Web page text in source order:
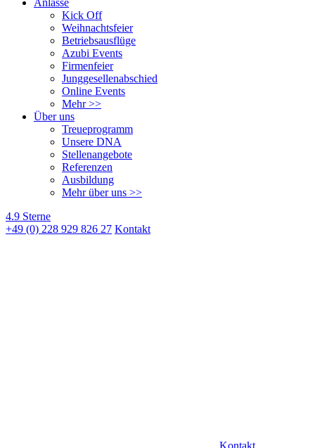
Anlässe
Kick Off
Weihnachtsfeier
Betriebsausflüge
Azubi Events
Firmenfeier
Junggesellenabschied
Online Events
Mehr >>
Über uns
Treueprogramm
Unsere DNA
Stellenangebote
Referenzen
Ausbildung
Mehr über uns >>
4.9 Sterne
+49 (0) 228 929 826 27 Kontakt
Kontakt